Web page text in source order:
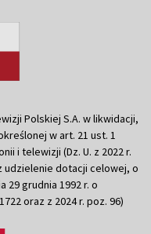
Polskiej S.A. w likwidacji,
w art. 21 ust. 1
i telewizji (Dz. U. z 2022 r.
udzielenie dotacji celowej, o
29 grudnia 1992 r. o
oraz z 2024 r. poz. 96)